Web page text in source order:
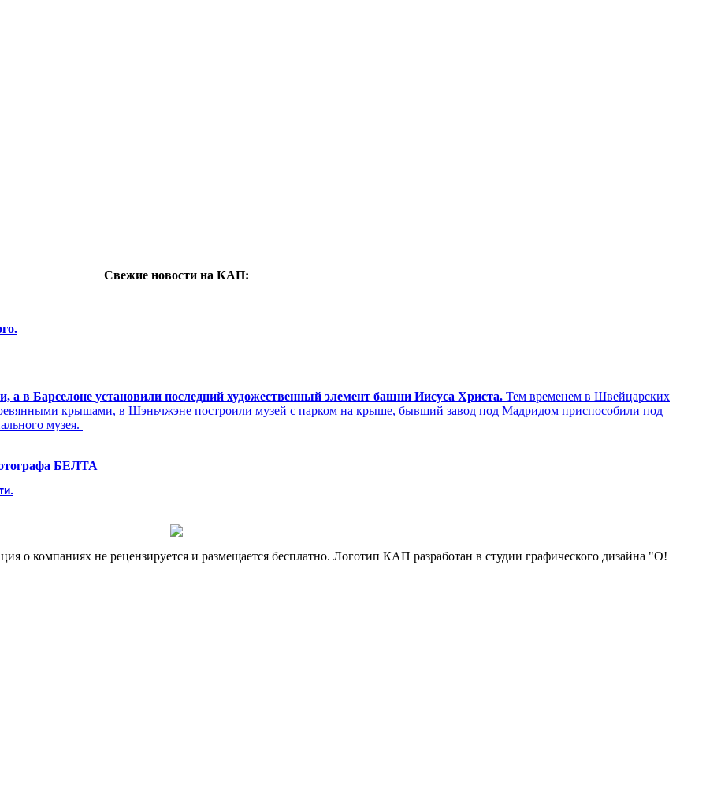
Свежие новости на КАП:
а в Барселоне установили последний художественный элемент башни Иисуса Христа. Тем временем в Швейцарских
крышами, в Шэньчжэне построили музей с парком на крыше, бывший завод под Мадридом приспособили под
музея.
БЕЛТА
компаниях не рецензируется и размещается бесплатно. Логотип КАП разработан в студии графического дизайна "О!